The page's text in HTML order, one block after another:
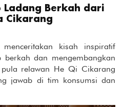
Ladang Berkah dari
Cikarang
kisah inspiratif
dan mengembangkan
relawan He Qi Cikarang
jawab di tim konsumsi dan